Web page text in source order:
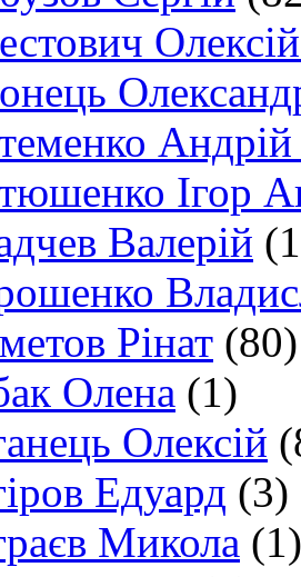
Андрій
Ігор
Валерій
Рінат (80)
Олена (1)
Олексій
Едуард (3)
Микола (1)